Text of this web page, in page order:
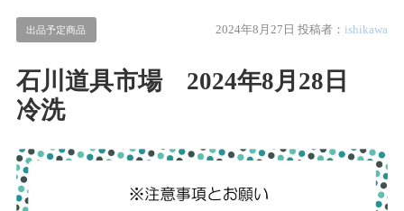
出品予定商品 2024年8月27日 投稿者：ishikawa
石川道具市場 2024年8月28日
冷洗